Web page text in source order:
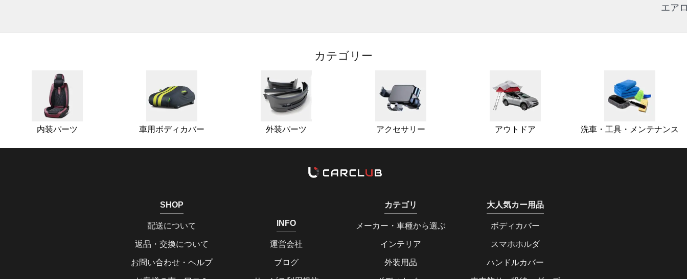
エア
カテゴリー
内装パーツ 車用ボディカバー 外装パーツ アクセサリー アウトドア 洗車・工具・メンテナンス
SHOP
配送について
返品・交換について
お問い合わせ・ヘルプ
INFO
運営会社
ブログ
カテゴリ
メーカー・車種から選ぶ
インテリア
外装用品
大人気カー用品
ボディカバー
スマホホルダ
ハンドルカバー